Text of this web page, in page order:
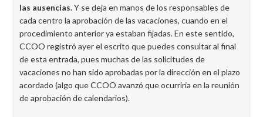
las ausencias.Y se deja en manos de los responsables de
cada centro la aprobación de las vacaciones, cuando en el
procedimiento anterior ya estaban fijadas. En este sentido,
CCOO registró ayer el escrito que puedes consultar al final
de esta entrada, pues muchas de las solicitudes de
vacaciones no han sido aprobadas por la dirección en el plazo
acordado (algo que CCOO avanzó que ocurriría en la reunión
de aprobación de calendarios).